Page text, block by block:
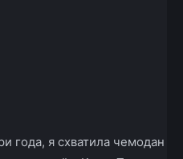
года, я схватила чемодан